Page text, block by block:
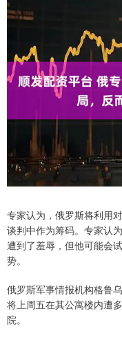
专家认为，俄罗斯将利用
谈判中作为筹码。专家认
遭到了羞辱，但他可能会
势。
俄罗斯军事情报机构格鲁
将上周五在其公寓楼内遭
院。